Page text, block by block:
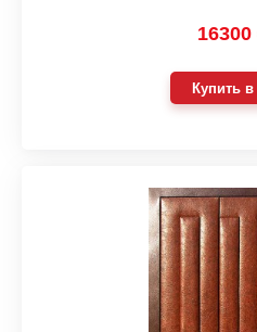
16300
Купить в